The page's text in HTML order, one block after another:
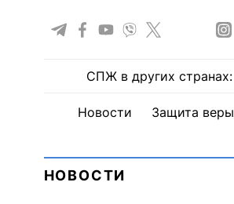
СПЖ в других странах:
Новости Защита веры
НОВОСТИ